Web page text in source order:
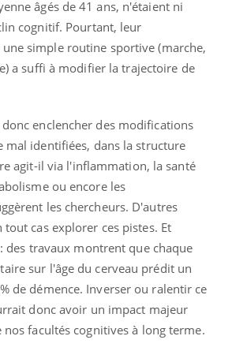
âgés de 41 ans, n'étaient ni
cognitif. Pourtant, leur
une simple routine sportive (marche,
a suffi à modifier la trajectoire de
enclencher des modifications
mal identifiées, dans la structure
agit-il via l'inflammation, la santé
ou encore les
les chercheurs. D'autres
cas explorer ces pistes. Et
des travaux montrent que chaque
sur l'âge du cerveau prédit un
de démence. Inverser ou ralentir ce
donc avoir un impact majeur
facultés cognitives à long terme.